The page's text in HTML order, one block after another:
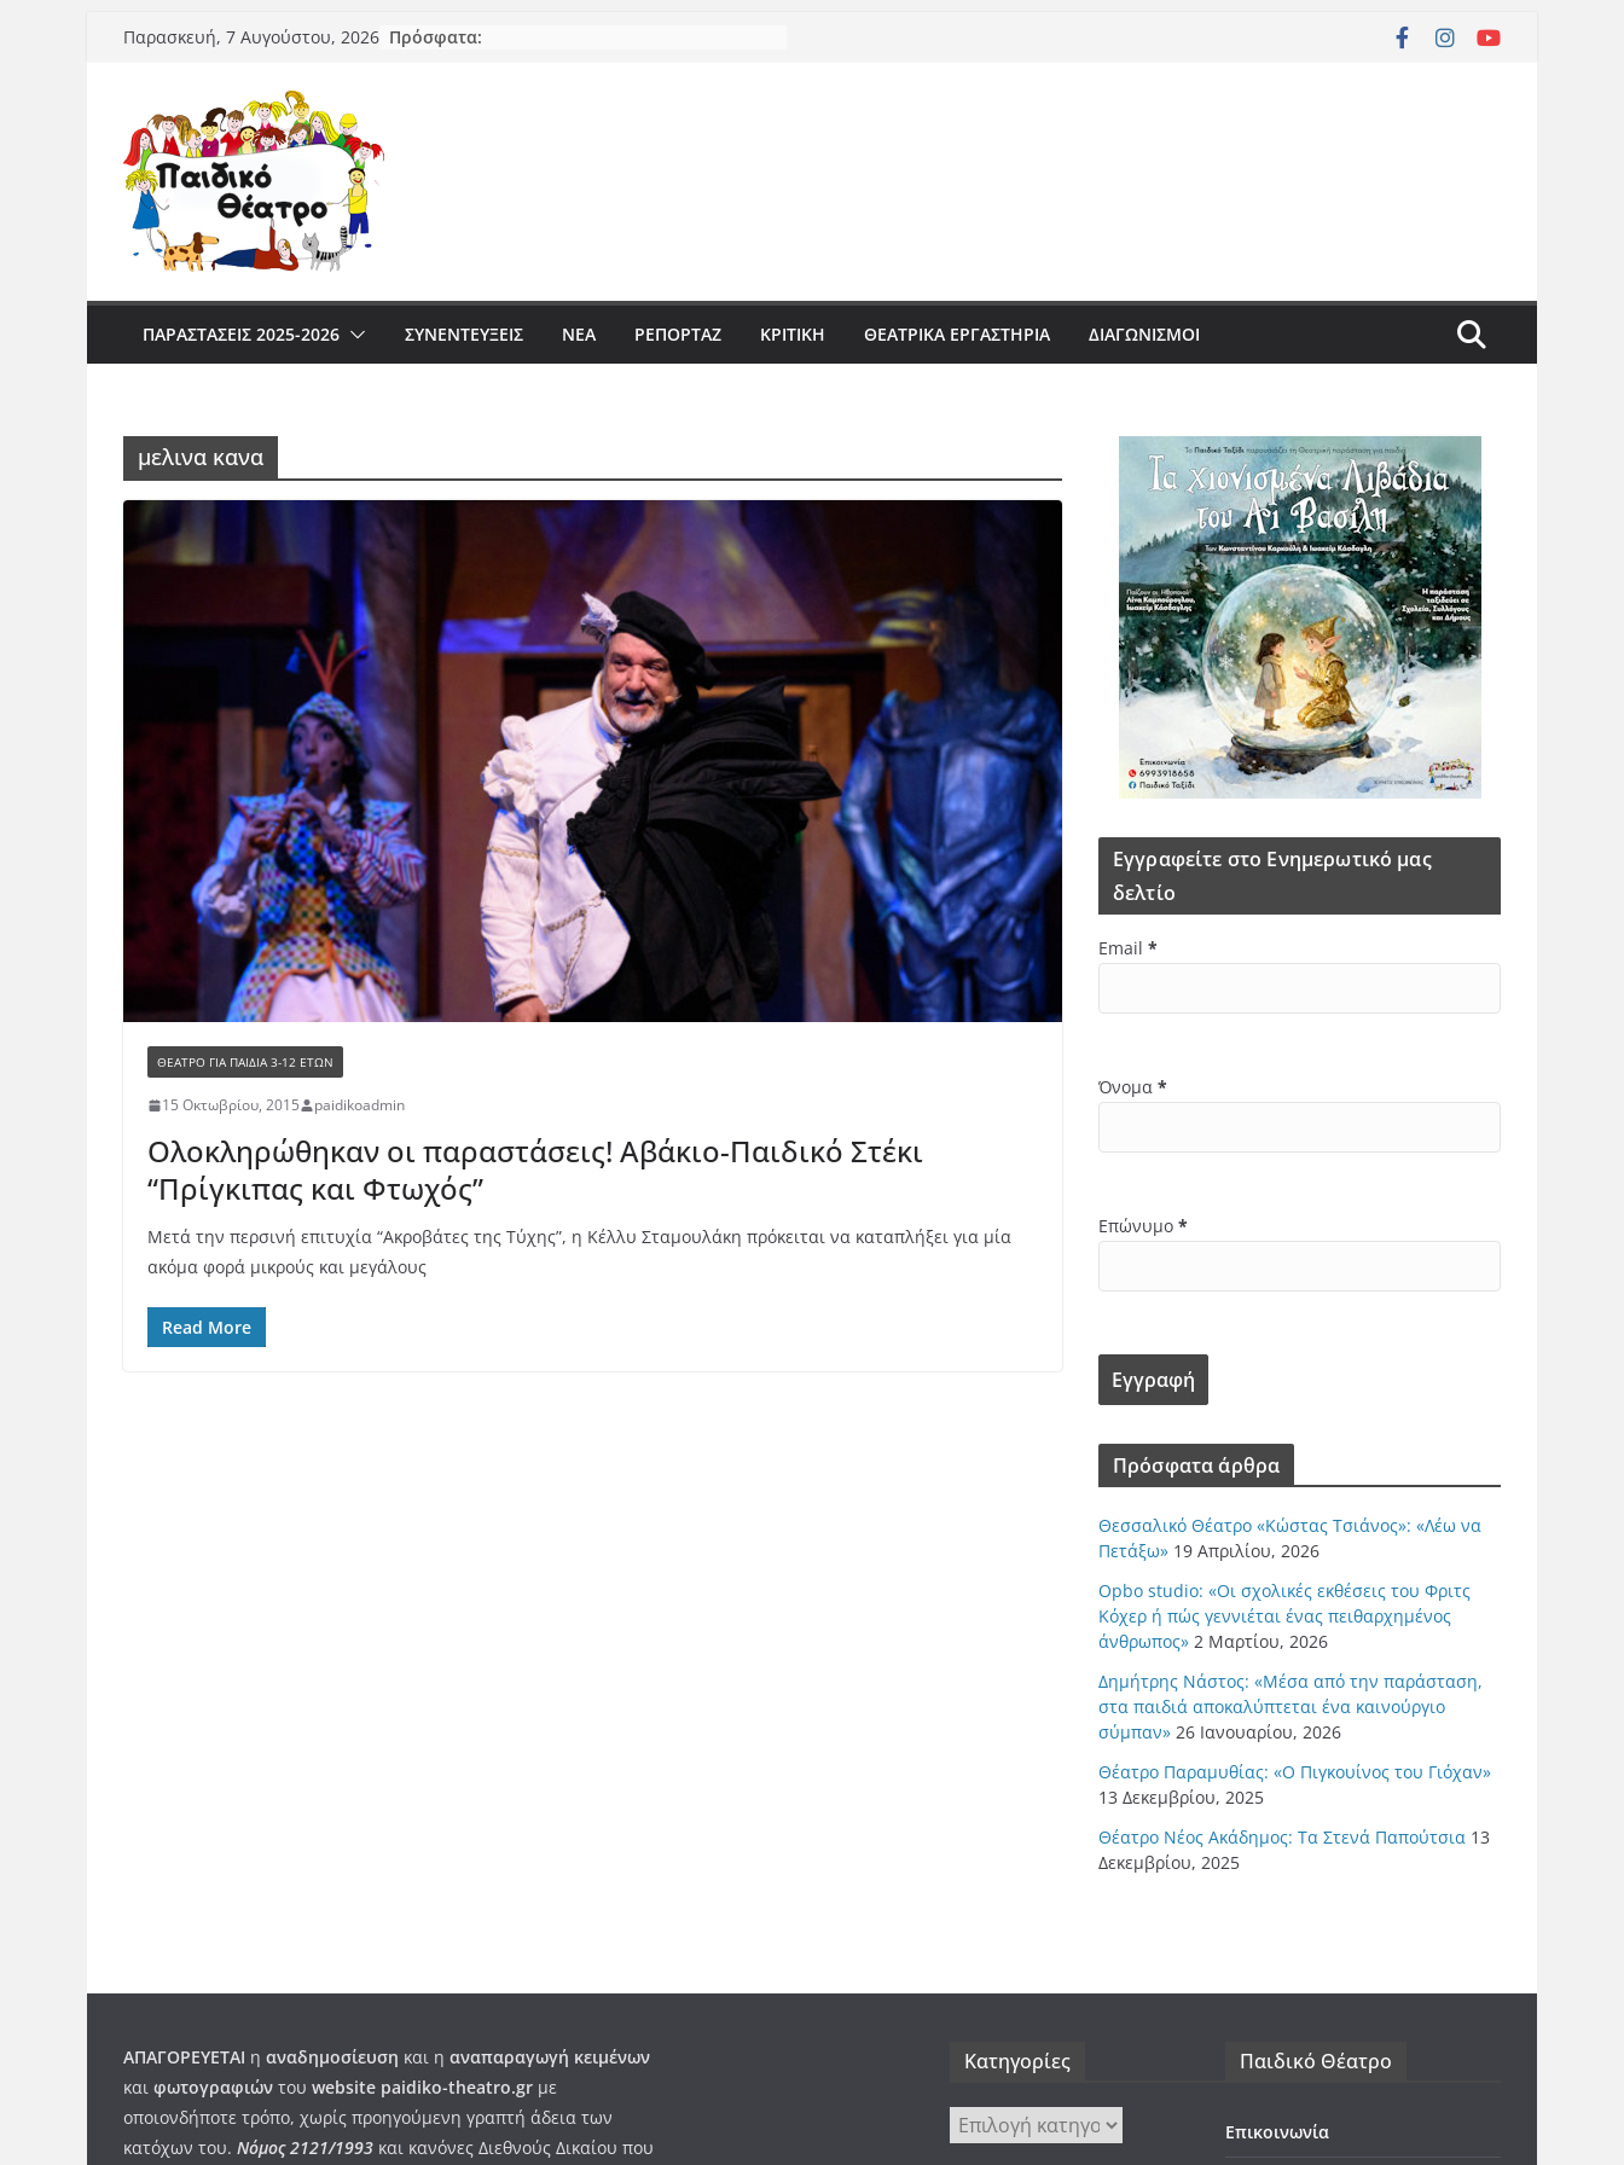
Μετάβαση
Παρασκευή, 7 Αυγούστου, 2026 Πρόσφατα:
ΠΑΡΑΣΤΆΣΕΙΣ 2025-2026 ΣΥΝΕΝΤΕΥΞΕΙΣ ΝΈΑ ΡΕΠΟΡΤΆΖ ΚΡΙΤΙΚΗ ΘΕΑΤΡΙΚΑ ΕΡΓΑΣΤΗΡΙΑ ΔΙΑΓΩΝΙΣΜΟΙ
μελινα κανα
ΘΈΑΤΡΟ ΓΙΑ ΠΑΙΔΙΆ 3-12 ΕΤΏΝ
15 Οκτωβρίου, 2015 paidikoadmin
Ολοκληρώθηκαν οι παραστάσεις! Αβάκιο-Παιδικό Στέκι
“Πρίγκιπας και Φτωχός”
Μετά την περσινή επιτυχία “Ακροβάτες της Τύχης”, η Κέλλυ Σταμουλάκη πρόκειται να καταπλήξει για μία
ακόμα φορά μικρούς και μεγάλους
Read More
Εγγραφείτε στο Ενημερωτικό μας
δελτίο
Email *
Όνομα *
Επώνυμο *
Πρόσφατα άρθρα
Θεσσαλικό Θέατρο «Κώστας Τσιάνος»: «Λέω να
Πετάξω» 19 Απριλίου, 2026
Opbo studio: «Οι σχολικές εκθέσεις του Φριτς
Κόχερ ή πώς γεννιέται ένας πειθαρχημένος
άνθρωπος» 2 Μαρτίου, 2026
Δημήτρης Νάστος: «Μέσα από την παράσταση,
στα παιδιά αποκαλύπτεται ένα καινούργιο
σύμπαν» 26 Ιανουαρίου, 2026
Θέατρο Παραμυθίας: «Ο Πιγκουίνος του Γιόχαν»
13 Δεκεμβρίου, 2025
Θέατρο Νέος Ακάδημος: Τα Στενά Παπούτσια 13
Δεκεμβρίου, 2025
ΑΠΑΓΟΡΕΥΕΤΑΙ η αναδημοσίευση και η αναπαραγωγή κειμένων
και φωτογραφιών του website paidiko-theatro.gr με
οποιονδήποτε τρόπο, χωρίς προηγούμενη γραπτή άδεια των
κατόχων του. Νόμος 2121/1993 και κανόνες Διεθνούς Δικαίου που
Kατηγορίες
Kατηγορίες
Παιδικό Θέατρο
Επικοινωνία